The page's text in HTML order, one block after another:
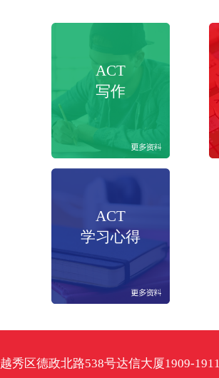
ACT
写作
ACT
学习心得
越秀区德政北路538号达信大厦1909-1911